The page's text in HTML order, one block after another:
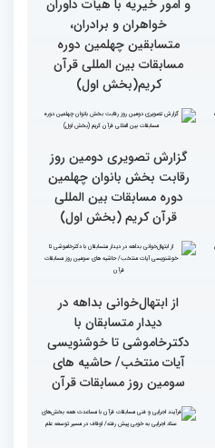
گزارش تصویری سومین روز
رقابت بخش برادران
چهلمین دوره مسابقات
اول)
گزارش تصویری نشست
صمیمی رئیس سازمان اوقاف
و امور خیریه با هیأت داوران
خواهران و برادران،
مسابقات بین المللی قرآن
کریم(بخش اول)
رقابت بخش بانوان چهلمین